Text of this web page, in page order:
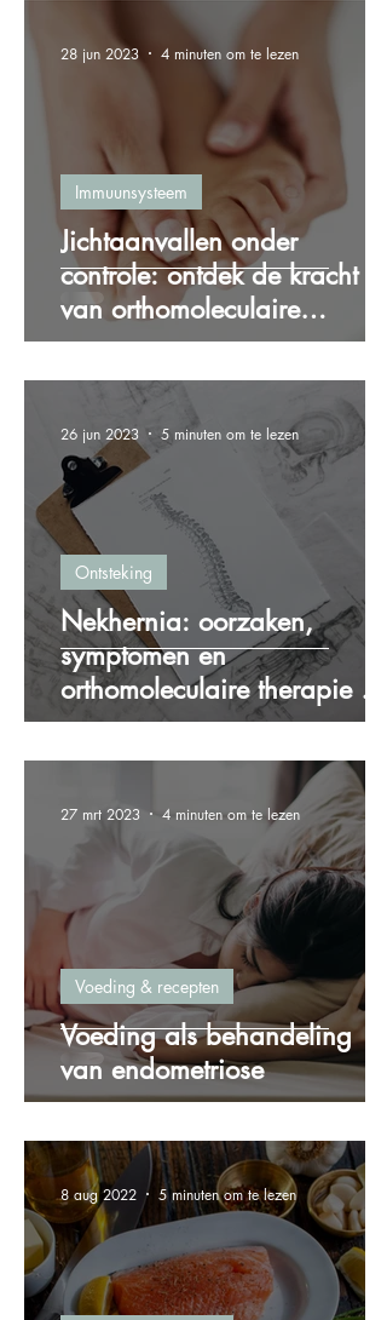
Jichtaanvallen onder
controle: ontdek de kracht
van orthomoleculaire
therapie bij jicht
Immuunsysteem
28 jun 2023 4 minuten om te lezen
Nekhernia: oorzaken,
symptomen en
orthomoleculaire therapie als
oplossing
Ontsteking
26 jun 2023 5 minuten om te lezen
Voeding als behandeling
van endometriose
Voeding & recepten
27 mrt 2023 4 minuten om te lezen
8 aug 2022 5 minuten om te lezen